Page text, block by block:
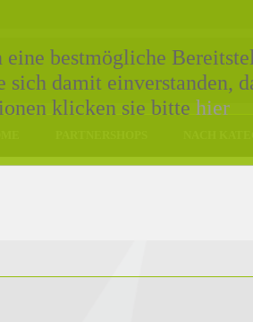
bestmögliche
sich damit einverstanden,
klicken sie bitte hier